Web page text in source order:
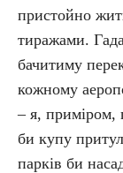
пристойно
тиражами.
бачитиму
кожному
– я, приміром,
би купу
парків би